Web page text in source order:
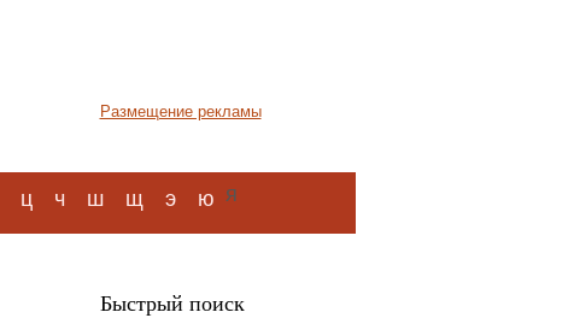
Размещение рекламы
ц ч ш щ э ю я
Быстрый поиск